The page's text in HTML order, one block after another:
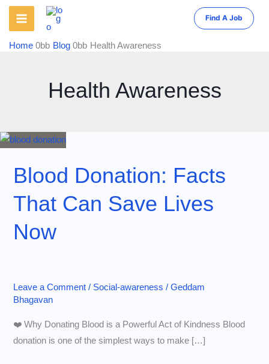
Skip
Find A Job
Home Blog Health Awareness
Health Awareness
Blood Donation: Facts
That Can Save Lives
Now
Leave a Comment / Social-awareness / Geddam
Bhagavan
❤️ Why Donating Blood is a Powerful Act of Kindness Blood
donation is one of the simplest ways to make […]